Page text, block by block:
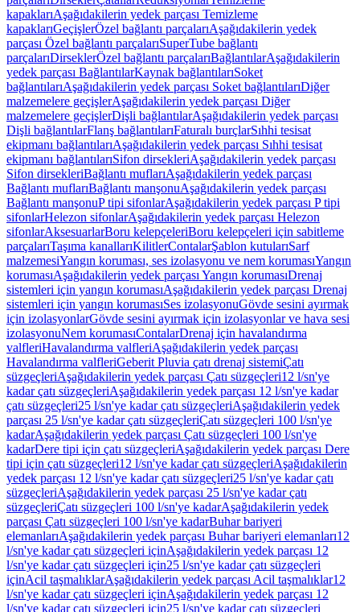
kapaklarıAşağıdakilerin yedek parçası Temizleme
kapaklarıGeçişlerÖzel bağlantı parçalarıAşağıdakilerin yedek
parçası Özel bağlantı parçalarıSuperTube bağlantı
parçalarıDirseklerÖzel bağlantı parçalarıBağlantılarAşağıdakilerin
yedek parçası BağlantılarKaynak bağlantılarıSoket
bağlantılarıAşağıdakilerin yedek parçası Soket bağlantılarıDiğer
malzemelere geçişlerAşağıdakilerin yedek parçası Diğer
malzemelere geçişlerDişli bağlantılarAşağıdakilerin yedek parçası
Dişli bağlantılarFlanş bağlantılarıFaturalı burçlarSıhhi tesisat
ekipmanı bağlantılarıAşağıdakilerin yedek parçası Sıhhi tesisat
ekipmanı bağlantılarıSifon dirsekleriAşağıdakilerin yedek parçası
Sifon dirsekleriBağlantı muflarıAşağıdakilerin yedek parçası
Bağlantı muflarıBağlantı manşonuAşağıdakilerin yedek parçası
Bağlantı manşonuP tipi sifonlarAşağıdakilerin yedek parçası P tipi
sifonlarHelezon sifonlarAşağıdakilerin yedek parçası Helezon
sifonlarAksesuarlarBoru kelepçeleriBoru kelepçeleri için sabitleme
parçalarıTaşıma kanallarıKilitlerContalarŞablon kutularıSarf
malzemesiYangın koruması, ses izolasyonu ve nem korumasıYangın
korumasıAşağıdakilerin yedek parçası Yangın korumasıDrenaj
sistemleri için yangın korumasıAşağıdakilerin yedek parçası Drenaj
sistemleri için yangın korumasıSes izolasyonuGövde sesini ayırmak
için izolasyonlarGövde sesini ayırmak için izolasyonlar ve hava sesi
izolasyonuNem korumasıContalarDrenaj için havalandırma
valfleriHavalandırma valfleriAşağıdakilerin yedek parçası
Havalandırma valfleriGeberit Pluvia çatı drenaj sistemiÇatı
süzgeçleriAşağıdakilerin yedek parçası Çatı süzgeçleri12 l/sn'ye
kadar çatı süzgeçleriAşağıdakilerin yedek parçası 12 l/sn'ye kadar
çatı süzgeçleri25 l/sn'ye kadar çatı süzgeçleriAşağıdakilerin yedek
parçası 25 l/sn'ye kadar çatı süzgeçleriÇatı süzgeçleri 100 l/sn'ye
kadarAşağıdakilerin yedek parçası Çatı süzgeçleri 100 l/sn'ye
kadarDere tipi için çatı süzgeçleriAşağıdakilerin yedek parçası Dere
tipi için çatı süzgeçleri12 l/sn'ye kadar çatı süzgeçleriAşağıdakilerin
yedek parçası 12 l/sn'ye kadar çatı süzgeçleri25 l/sn'ye kadar çatı
süzgeçleriAşağıdakilerin yedek parçası 25 l/sn'ye kadar çatı
süzgeçleriÇatı süzgeçleri 100 l/sn'ye kadarAşağıdakilerin yedek
parçası Çatı süzgeçleri 100 l/sn'ye kadarBuhar bariyeri
elemanlarıAşağıdakilerin yedek parçası Buhar bariyeri elemanları12
l/sn'ye kadar çatı süzgeçleri içinAşağıdakilerin yedek parçası 12
l/sn'ye kadar çatı süzgeçleri için25 l/sn'ye kadar çatı süzgeçleri
içinAcil taşmalıklarAşağıdakilerin yedek parçası Acil taşmalıklar12
l/sn'ye kadar çatı süzgeçleri içinAşağıdakilerin yedek parçası 12
l/sn'ye kadar çatı süzgeçleri için25 l/sn'ye kadar çatı süzgeçleri